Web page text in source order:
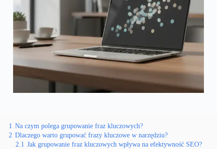
1 Na czym polega grupowanie fraz kluczowych?
2 Dlaczego warto grupować frazy kluczowe w narzędziu?
2.1 Jak grupowanie fraz kluczowych wpływa na efektywność SEO?